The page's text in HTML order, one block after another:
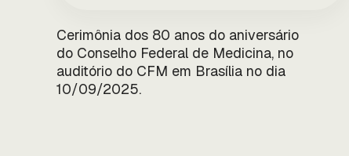
Cerimônia dos 80 anos do aniversário
do Conselho Federal de Medicina, no
auditório do CFM em Brasília no dia
10/09/2025.